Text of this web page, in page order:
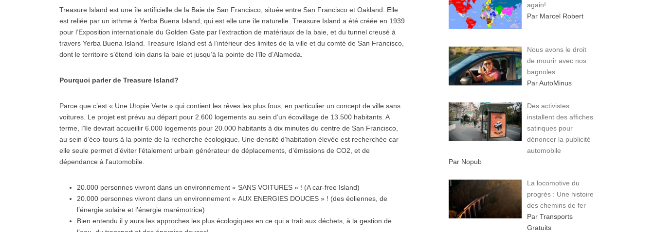
Treasure Island est une île artificielle de la Baie de San Francisco, située entre San Francisco et Oakland. Elle
est reliée par un isthme à Yerba Buena Island, qui est elle une île naturelle. Treasure Island a été créée en 1939
pour l’Exposition internationale du Golden Gate par l’extraction de matériaux de la baie, et du tunnel creusé à
travers Yerba Buena Island. Treasure Island est à l’intérieur des limites de la ville et du comté de San Francisco,
dont le territoire s’étend loin dans la baie et jusqu’à la pointe de l’île d’Alameda.
Pourquoi parler de Treasure Island?
Parce que c’est « Une Utopie Verte » qui contient les rêves les plus fous, en particulier un concept de ville sans
voitures. Le projet est prévu au départ pour 2.600 logements au sein d’un écovillage de 13.500 habitants. A
terme, l’île devrait accueillir 6.000 logements pour 20.000 habitants à dix minutes du centre de San Francisco,
au sein d’éco-tours à la pointe de la recherche écologique. Une densité d’habitation élevée est recherchée car
elle seule permet d’éviter l’étalement urbain générateur de déplacements, d’émissions de CO2, et de
dépendance à l’automobile.
20.000 personnes vivront dans un environnement « SANS VOITURES » ! (A car-free Island)
20.000 personnes vivront dans un environnement « AUX ENERGIES DOUCES » ! (des éoliennes, de
l’énergie solaire et l’énergie marémotrice)
Bien entendu il y aura les approches les plus écologiques en ce qui a trait aux déchets, à la gestion de
again!
Par Marcel Robert
Nous avons le droit
de mourir avec nos
bagnoles
Par AutoMinus
Des activistes
installent des affiches
satiriques pour
dénoncer la publicité
automobile
Par Nopub
La locomotive du
progrès : Une histoire
des chemins de fer
Par Transports
Gratuits